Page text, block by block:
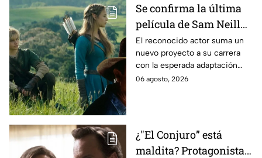
Se confirma la última
película de Sam Neill
antes de morir: esto es
lo que se sabe hasta
ahora
El reconocido actor suma un
nuevo proyecto a su carrera
con la esperada adaptación
cinematográfica del popular
06 agosto, 2026
¿"El Conjuro” está
maldita? Protagonista